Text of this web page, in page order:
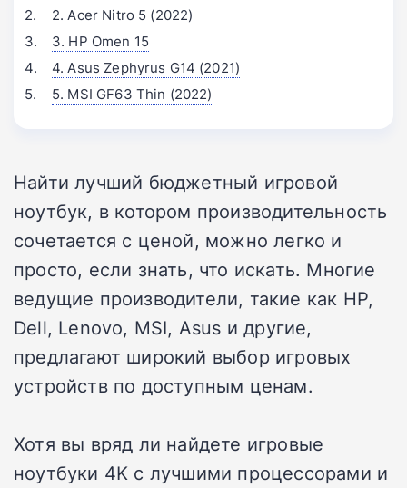
2. Acer Nitro 5 (2022)
3. HP Omen 15
4. Asus Zephyrus G14 (2021)
5. MSI GF63 Thin (2022)
Найти лучший бюджетный игровой
ноутбук, в котором производительность
сочетается с ценой, можно легко и
просто, если знать, что искать. Многие
ведущие производители, такие как HP,
Dell, Lenovo, MSI, Asus и другие,
предлагают широкий выбор игровых
устройств по доступным ценам.
Хотя вы вряд ли найдете игровые
ноутбуки 4K с лучшими процессорами и